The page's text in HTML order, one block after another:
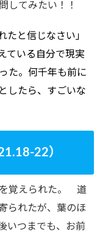
してみたい！！
たと信じなさい」
ている自分で現実
た。何千年も前に
したら、すごいな
22）
を覚えられた。 道
られたが、葉のほ
いつまでも、お前